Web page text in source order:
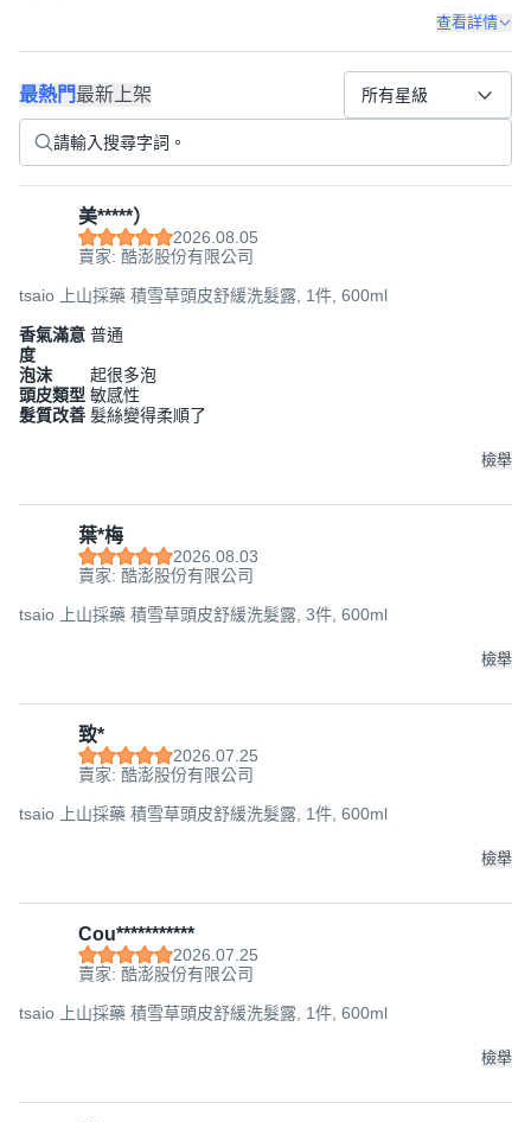
查看詳情
最熱門最新上架 所有星級
美*****）
2026.08.05
賣家: 酷澎股份有限公司
tsaio 上山採藥 積雪草頭皮舒緩洗髮露, 1件, 600ml
香氣滿意
度
普通
泡沫
起很多泡
頭皮類型 敏感性
髮質改善 髮絲變得柔順了
檢舉
葉*梅
2026.08.03
賣家: 酷澎股份有限公司
tsaio 上山採藥 積雪草頭皮舒緩洗髮露, 3件, 600ml
檢舉
致*
2026.07.25
賣家: 酷澎股份有限公司
tsaio 上山採藥 積雪草頭皮舒緩洗髮露, 1件, 600ml
檢舉
Cou***********
2026.07.25
賣家: 酷澎股份有限公司
tsaio 上山採藥 積雪草頭皮舒緩洗髮露, 1件, 600ml
檢舉